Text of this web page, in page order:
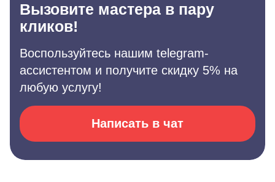
Вызовите мастера в пару
кликов!
Воспользуйтесь нашим telegram-
ассистентом и получите скидку 5% на
любую услугу!
Написать в чат